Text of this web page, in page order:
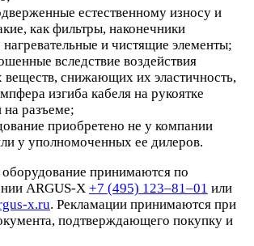
естественному износу и
как фильтры, наконечники
нагревательные и чистящие элементы;
вследствие воздействия
веществ, снижающих их эластичность,
изгиба кабеля на рукоятке
на разъеме;
приобретено не у компании
у уполномоченных ее дилеров.
принимаются по
ARGUS-X +7 (495) 123–81–01 или
x.ru. Рекламации принимаются при
подтверждающего покупку и